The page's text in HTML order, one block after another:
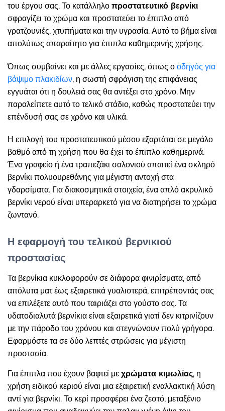
του έργου σας. Το κατάλληλο προστατευτικό βερνίκι
σφραγίζει το χρώμα και προστατεύει το έπιπλο από
γρατζουνιές, χτυπήματα και την υγρασία. Αυτό το βήμα είναι
απολύτως απαραίτητο για έπιπλα καθημερινής χρήσης.
Όπως συμβαίνει και με άλλες εργασίες, όπως ο οδηγός για
βάψιμο πλακιδίων, η σωστή σφράγιση της επιφάνειας
εγγυάται ότι η δουλειά σας θα αντέξει στο χρόνο. Μην
παραλείπετε αυτό το τελικό στάδιο, καθώς προστατεύει την
επένδυσή σας σε χρόνο και υλικά.
Η επιλογή του προστατευτικού μέσου εξαρτάται σε μεγάλο
βαθμό από τη χρήση που θα έχει το έπιπλο καθημερινά.
Ένα γραφείο ή ένα τραπεζάκι σαλονιού απαιτεί ένα σκληρό
βερνίκι πολυουρεθάνης για μέγιστη αντοχή στα
γδαρσίματα. Για διακοσμητικά στοιχεία, ένα απλό ακρυλικό
βερνίκι νερού είναι υπεραρκετό για να διατηρήσει το χρώμα
ζωντανό.
Η εφαρμογή του τελικού βερνικιού
προστασίας
Τα βερνίκια κυκλοφορούν σε διάφορα φινιρίσματα, από
απόλυτα ματ έως εξαιρετικά γυαλιστερά, επιτρέποντάς σας
να επιλέξετε αυτό που ταιριάζει στο γούστο σας. Τα
υδατοδιαλυτά βερνίκια είναι εξαιρετικά γιατί δεν κιτρινίζουν
με την πάροδο του χρόνου και στεγνώνουν πολύ γρήγορα.
Εφαρμόστε τα σε δύο λεπτές στρώσεις για μέγιστη
προστασία.
Για έπιπλα που έχουν βαφτεί με χρώματα κιμωλίας, η
χρήση ειδικού κεριού είναι μια εξαιρετική εναλλακτική λύση
αντί για βερνίκι. Το κερί προσφέρει ένα ζεστό, μεταξένιο